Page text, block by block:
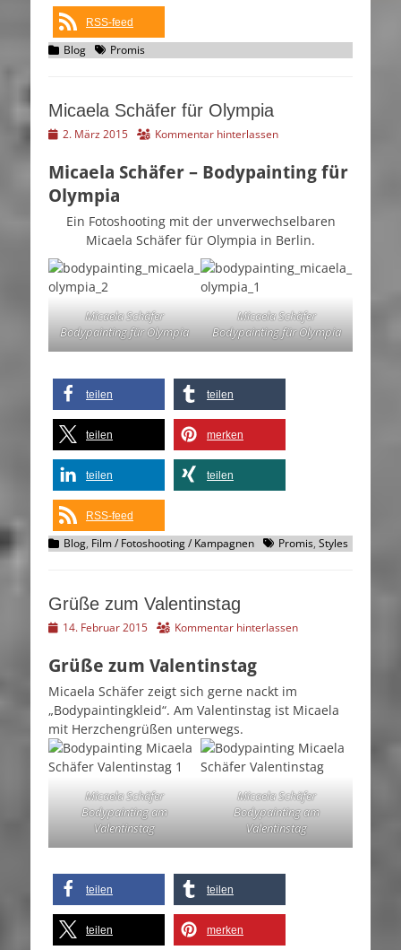
RSS-feed
Kategorien
Blog Schlagworte
Promis
Micaela Schäfer für Olympia
Veröffentlicht
2. März 2015 Kommentar hinterlassen
Micaela Schäfer – Bodypainting für
Olympia
Ein Fotoshooting mit der unverwechselbaren
Micaela Schäfer für Olympia in Berlin.
Micaela Schäfer
Bodypainting für Olympia
Micaela Schäfer
Bodypainting für Olympia
teilen teilen
teilen merken
teilen teilen
RSS-feed
Kategorien
Blog, Film / Fotoshooting / Kampagnen Schlagworte
Promis, Styles
Grüße zum Valentinstag
Veröffentlicht
14. Februar 2015 Kommentar hinterlassen
Grüße zum Valentinstag
Micaela Schäfer zeigt sich gerne nackt im
„Bodypaintingkleid“. Am Valentinstag ist Micaela
mit Herzchengrüßen unterwegs.
Micaela Schäfer
Bodypainting am
Valentinstag
Micaela Schäfer
Bodypainting am
Valentinstag
teilen teilen
teilen merken